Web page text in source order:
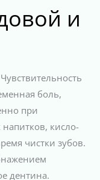
и
боль,
при
кисло-
чистки зубов.
дентина.